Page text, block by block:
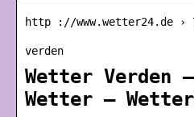
http ://www.wetter24.de ›
verden
Wetter Verden
Wetter –